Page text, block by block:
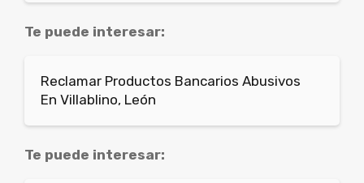
Te puede interesar:
Reclamar Productos Bancarios Abusivos
En Villablino, León
Te puede interesar: